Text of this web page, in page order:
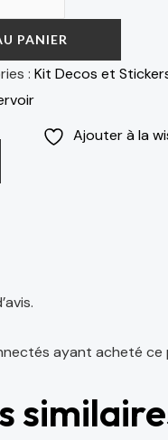
PANIER
: Kit Decos et
Ajouter à la
ayant acheté